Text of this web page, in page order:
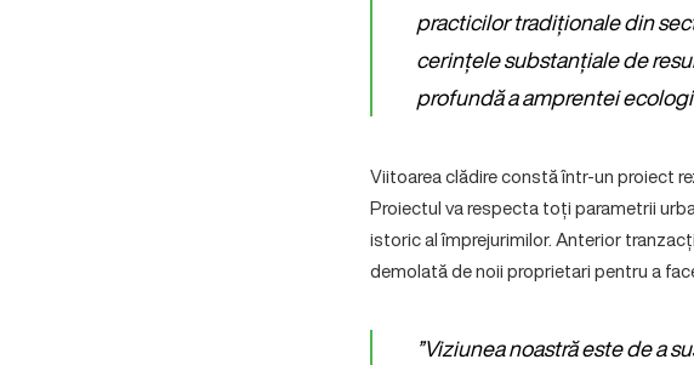
practicilor tradiționale din
cerințele substanțiale de
profundă a amprentei
Viitoarea clădire constă într-un proiect
Proiectul va respecta toți parametrii
istoric al împrejurimilor. Anterior
demolată de noii proprietari pentru a
”Viziunea noastră este de a